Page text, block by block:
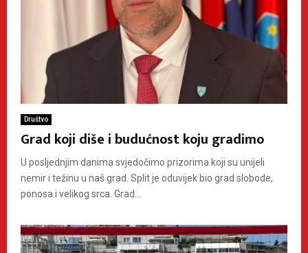
Društvo
Grad koji diše i budućnost koju gradimo
U posljednjim danima svjedočimo prizorima koji su unijeli
nemir i težinu u naš grad. Split je oduvijek bio grad slobode,
ponosa i velikog srca. Grad...